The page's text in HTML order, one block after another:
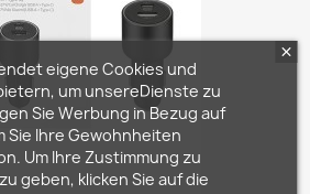
eigene Cookies und
um unsereDienste zu
Sie Werbung in Bezug auf
Sie Ihre Gewohnheiten
Um Ihre Zustimmung zu
geben, klicken Sie auf die